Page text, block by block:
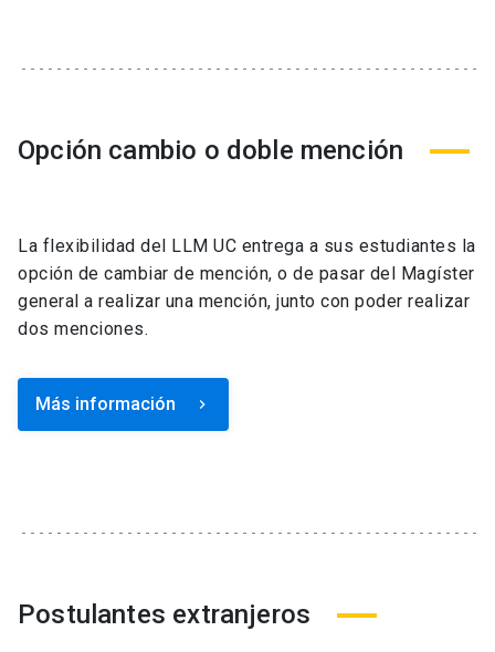
Opción cambio o doble mención
La flexibilidad del LLM UC entrega a sus estudiantes la
opción de cambiar de mención, o de pasar del Magíster
general a realizar una mención, junto con poder realizar
dos menciones.
Más información keyboard_arrow_right
Postulantes extranjeros